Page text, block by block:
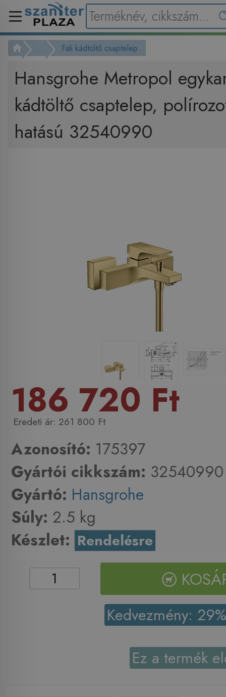
... Fali kádtöltő csaptelep
Hansgrohe Metropol
kádtöltő csaptelep,
hatású 32540990
186 720 Ft
261 800 Ft
Azonosító: 175397
Gyártói cikkszám: 32540990
Gyártó: Hansgrohe
Súly: 2.5 kg
Készlet: Rendelésre
Kedvezmény:
Ez a termék